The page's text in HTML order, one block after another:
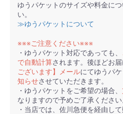
ゆうパケットのサイズや料金に
い。
≫ゆうパケットについて
※※※ご注意ください※※※
・ゆうパケット対応であっても、
で自動計算されます。後ほどお
ございます】メールにてゆうパ
知らせさせていただきます。
・ゆうパケットをご希望の場合、
なりますので予めご了承ください
・当店では、佐川急便を経由し